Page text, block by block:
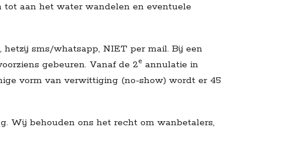
aan het water wandelen en eventuele
sms/whatsapp, NIET per mail. Bij een
gebeuren. Vanaf de 2e annulatie in
vorm van verwittiging (no-show) wordt er 45
Wij behouden ons het recht om wanbetalers,